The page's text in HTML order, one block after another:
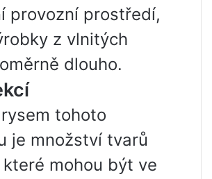
provozní prostředí,
z vlnitých
dlouho.
tohoto
je množství tvarů
mohou být ve